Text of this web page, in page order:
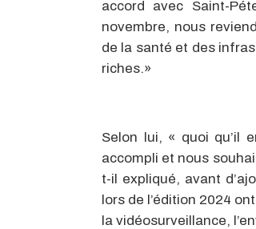
accord avec Saint-
novembre, nous
de la santé et des
riches.»
Selon lui, « quoi qu’il
accompli et nous
t-il expliqué, avant
lors de l’édition 2024
la vidéosurveillance,